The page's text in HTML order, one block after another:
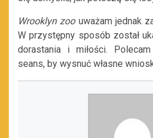
Wrooklynzoouważam jednak
W przystępny sposób został
dorastania i miłości.
seans, by wysnuć własne